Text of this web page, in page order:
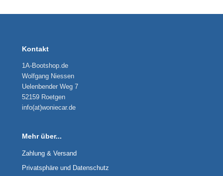
Kontakt
1A-Bootshop.de
Wolfgang Niessen
Uelenbender Weg 7
52159 Roetgen
info(at)woniecar.de
Mehr über...
Zahlung & Versand
Privatsphäre und Datenschutz